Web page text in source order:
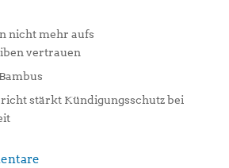
nicht mehr aufs
vertrauen
stärkt Kündigungsschutz bei